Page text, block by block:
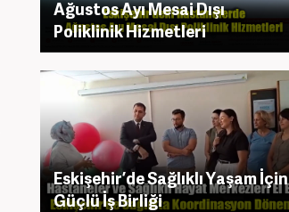
Ağustos Ayı Mesai Dışı
Poliklinik Hizmetleri
Eskişehir’de Sağlıklı Yaşam İçin
Güçlü İş Birliği